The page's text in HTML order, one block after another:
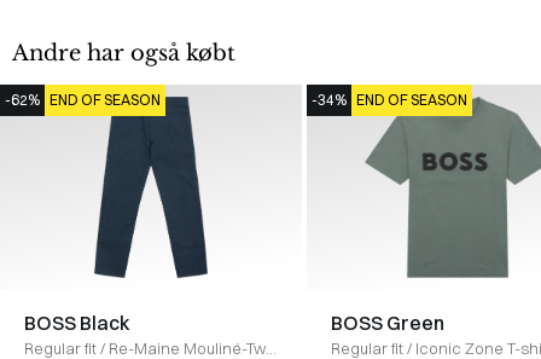
Andre har også købt
-62% END OF SEASON
BOSS Black
Regular fit/ Re-Maine Mouliné-Twill
-34% END OF SEASON
BOSS Green
Regular fit/ Iconic Zone T-